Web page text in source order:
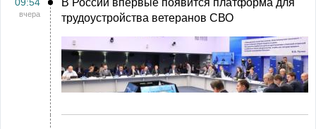
вчера
трудоустройства ветеранов СВО